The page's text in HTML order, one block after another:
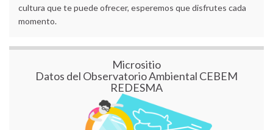
cultura que te puede ofrecer, esperemos que disfrutes cada
momento.
Micrositio
Datos del Observatorio Ambiental CEBEM
REDESMA